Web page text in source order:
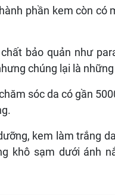
phần kem còn có
bảo quản như
chúng lại là
sóc da có gần
kem làm trắng
khô sạm dưới ánh